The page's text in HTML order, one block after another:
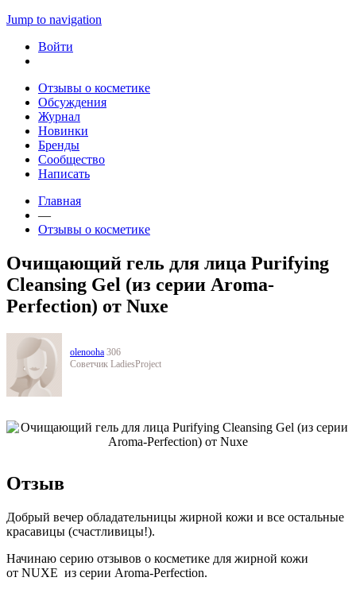
Jump to navigation
Войти
Отзывы о косметике
Обсуждения
Журнал
Новинки
Бренды
Сообщество
Написать
Главная
—
Отзывы о косметике
Очищающий гель для лица Purifying
Cleansing Gel (из серии Aroma-
Perfection) от Nuxe
olenooha 306
Советчик LadiesProject
Отзыв
Добрый вечер обладательницы жирной кожи и все остальные
красавицы (счастливицы!).
Начинаю серию отзывов о косметике для жирной кожи
от NUXE из серии Aroma-Perfection.